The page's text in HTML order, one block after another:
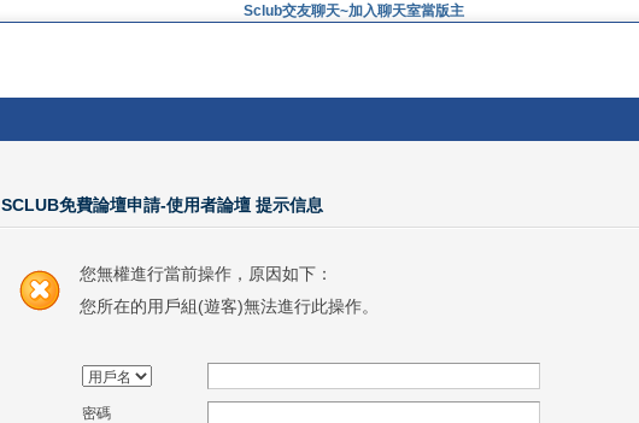
Sclub交友聊天~加入聊天室當版主
SCLUB免費論壇申請-使用者論壇 提示信息
您無權進行當前操作，原因如下：
您所在的用戶組(遊客)無法進行此操作。
密碼